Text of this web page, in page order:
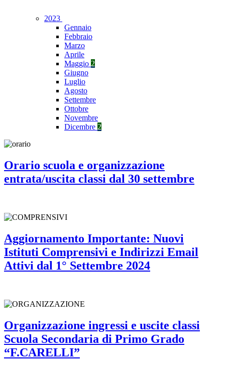
2023
Gennaio
Febbraio
Marzo
Aprile
Maggio 2
Giugno
Luglio
Agosto
Settembre
Ottobre
Novembre
Dicembre 2
Orario scuola e organizzazione
entrata/uscita classi dal 30 settembre
Aggiornamento Importante: Nuovi
Istituti Comprensivi e Indirizzi Email
Attivi dal 1° Settembre 2024
Organizzazione ingressi e uscite classi
Scuola Secondaria di Primo Grado
“F.CARELLI”